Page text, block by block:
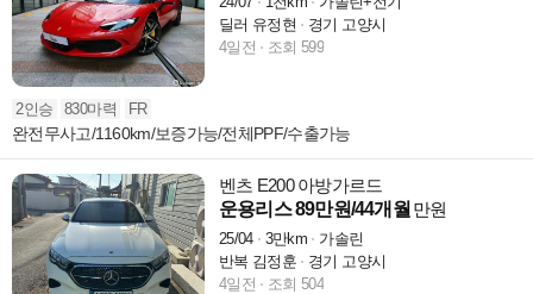
딜러 유정현
경기 고양시
4일전
조회 599
2인승 830마력 FR
완전무사고/1160km/보증가능/전체PPF/수출가능
벤츠 E200 아방가르드
운용리스 89만원/44개월 만원
25/04 3만km
가솔린
반복 김정훈
경기 고양시
4일전
조회 504